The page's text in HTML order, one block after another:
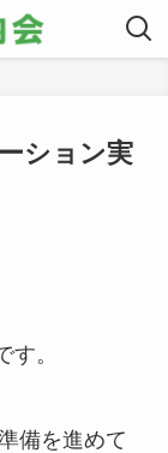
ション実
す。
備を進めて